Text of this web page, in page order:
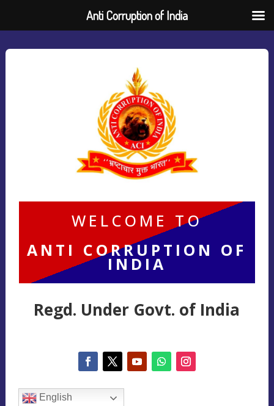
WELCOME TO
ANTI CORRUPTION OF
INDIA
Regd. Under Govt. of India
English
Anti Corruption of India